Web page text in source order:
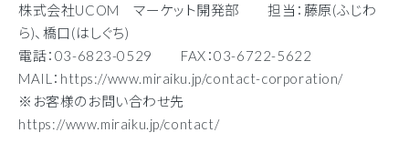
株式会社UCOM マーケット開発部 担当：藤原(ふじわ
ら)、橋口(はしぐち)
電話：03-6823-0529 FAX：03-6722-5622
MAIL：https://www.miraiku.jp/contact-corporation/
※お客様のお問い合わせ先
https://www.miraiku.jp/contact/